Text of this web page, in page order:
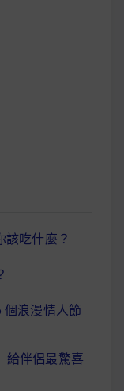
該吃什麼？
浪漫情人節
伴侶最驚喜